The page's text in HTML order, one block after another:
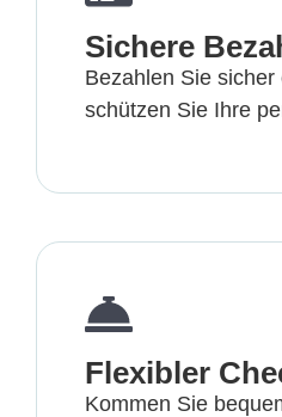
Sichere
Bezahlen Sie sicher
schützen Sie Ihre
Flexibler
Kommen Sie